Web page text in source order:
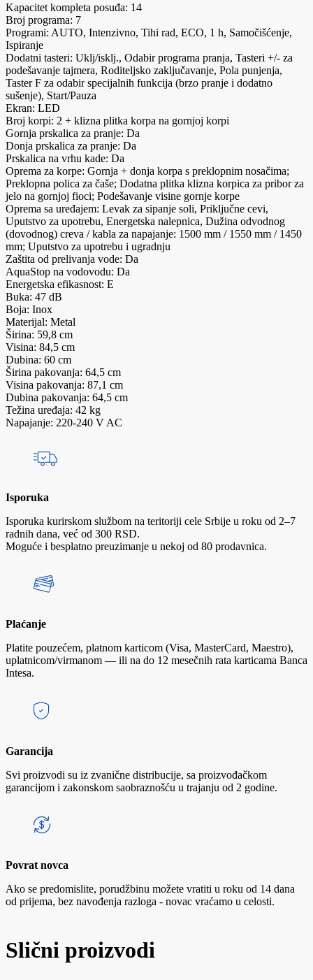
Kapacitet kompleta posuđa: 14
Broj programa: 7
Programi: AUTO, Intenzivno, Tihi rad, ECO, 1 h, Samočišćenje,
Ispiranje
Dodatni tasteri: Uklj/isklj., Odabir programa pranja, Tasteri +/- za
podešavanje tajmera, Roditeljsko zaključavanje, Pola punjenja,
Taster F za odabir specijalnih funkcija (brzo pranje i dodatno
sušenje), Start/Pauza
Ekran: LED
Broj korpi: 2 + klizna plitka korpa na gornjoj korpi
Gornja prskalica za pranje: Da
Donja prskalica za pranje: Da
Prskalica na vrhu kade: Da
Oprema za korpe: Gornja + donja korpa s preklopnim nosačima;
Preklopna polica za čaše; Dodatna plitka klizna korpica za pribor za
jelo na gornjoj fioci; Podešavanje visine gornje korpe
Oprema sa uređajem: Levak za sipanje soli, Priključne cevi,
Uputstvo za upotrebu, Energetska nalepnica, Dužina odvodnog
(dovodnog) creva / kabla za napajanje: 1500 mm / 1550 mm / 1450
mm; Uputstvo za upotrebu i ugradnju
Zaštita od prelivanja vode: Da
AquaStop na vodovodu: Da
Energetska efikasnost: E
Buka: 47 dB
Boja: Inox
Materijal: Metal
Širina: 59,8 cm
Visina: 84,5 cm
Dubina: 60 cm
Širina pakovanja: 64,5 cm
Visina pakovanja: 87,1 cm
Dubina pakovanja: 64,5 cm
Težina uređaja: 42 kg
Napajanje: 220-240 V AC
Isporuka
Isporuka kurirskom službom na teritoriji cele Srbije u roku od 2–7
radnih dana, već od 300 RSD.
Moguće i besplatno preuzimanje u nekoj od 80 prodavnica.
Plaćanje
Platite pouzećem, platnom karticom (Visa, MasterCard, Maestro),
uplatnicom/virmanom — ili na do 12 mesečnih rata karticama Banca
Intesa.
Garancija
Svi proizvodi su iz zvanične distribucije, sa proizvođačkom
garancijom i zakonskom saobraznošću u trajanju od 2 godine.
Povrat novca
Ako se predomislite, porudžbinu možete vratiti u roku od 14 dana
od prijema, bez navođenja razloga - novac vraćamo u celosti.
Slični proizvodi